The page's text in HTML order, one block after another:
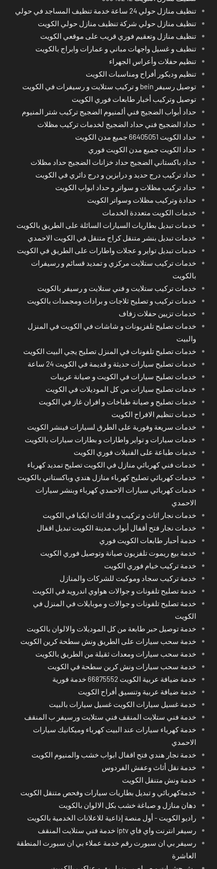
تنظيف منازل حولي 24 ساعة خدمة تنظيف المساجد في حولي
تنظيف منازل حولي شركة تنظيف منازل حولي الكويت
تنظيف منازل وتعقيم فوري قريب على موقعي الكويت
تنظيف و غسيل واجهات مباني و عمارات وابراج بالكويت
تنظيم حفلات وأعراس الجهراء
تنظيم وديكور أفراح ومناسبات الكويت
توصيل رسيفر bein و تركيب ستلايت و رسيفرات في الكويت
توصيل وتركيب أخبار طابعات فوري الكويت
حداد أبواب الضجيج فني ألمنيوم الضجيج تركيب شتر المنيوم
حداد الضجيج فني حداد الضجيج لخدمات تركيب مظلات
حداد الكويت 66405051 جميع مدن الكويت
حداد الكويت جميع مدن الكويت فوري
حداد باكستاني الضجيج حداد خزانات الضجيج حداد مظلات
حداد تركيب درج حديد و درابزين و درج دائري في الكويت
حداد تركيب مظلات و سواتر و حداد ابواب الكويت
حدادة وتركيب مظلات وسواتر الكويت
خدمات الكويت متعددة الخدمات
خدمات تبديل بطاريات السيارات السائلة على الطريق بالكويت
خدمات تبديل بنشر متنقل كراج متنقل في الكويت الاحمدي
خدمات تبديل تواير و عجلات واطارات على الطريق في الكويت
خدمات تركيب ستلايت مركزي و تمديد قسائم و رسيفرات
بالكويت
خدمات تركيب ستلايت و فني ستلايت و رسيفر بالكويت
خدمات تركيب و تصليح ثلاجات و برادات ومجمدات بالكويت
خدمات تزيين حفلات زفاف
خدمات تصليح تلفزيونات و شاشات في الكويت في المنزل
والبيت
خدمات تصليح تلفونات في المنزل تصليح يجي البيت الكويت
خدمات تصليح سيارات حديثة و قديمة في الكويت 24 ساعة
خدمات تصليح سيارات في الكويت و صيانة عربيات
خدمات تصليح سيارات من كل الموديلات في الكويت
خدمات تصليح و صيانة طباخات و افران غاز في الكويت
خدمات تنظيم الافراح الكويت
خدمات سريعة وفورية على الطرق لسيارات فينشر الكويت
خدمات سيارات و تواير واطارات و بطارات سيارات بالكويت
خدمات طباعة على الفنيلات فوري الكويت
خدمات فني كهربائي منازل في الكويت تصليح تمديد كهرباء
خدمات كهربائي تصليح كهرباء منازل هندي وباكستاني بالكويت
خدمات كهربائي سيارات الاحمدي كهرباء وبنشر سيارات
الاحمدي
خدمات نجار اثاث و تركيب و فك اثاث ايكيا في الكويت
خدمات نجار فتح أقفال أبواب مدينة الكويت تبديل اقفال
خدمة أحبار طابعات الكويت فوري
خدمة بيع ريموت تلفزيون صيانة وتوصيل فوري الكويت
خدمة تركيب خيام فوري الكويت
خدمة تركيب سجاد وموكيت للشركات والمنازل
خدمة تصليح تلفونات و جوالات هواوي اندرويد في الكويت
خدمة تصليح تلفونات و جوالات و موبايلات في المنزل في
الكويت
خدمة توصيل حبر طابعة من كل الموديلات والالوان بالكويت
خدمة سحب سيارات على الطريق ونش سطحة كرين الكويت
خدمة سحب سيارات ومعدات ثقيلة من الطريق بالكويت
خدمة سحب سيارات ونش كرين سطحة في الكويت
خدمة ضيافة عربية الكويت 66875552 خدمة فورية
خدمة ضيافة عربية وتنسيق أفراح الكويت
خدمة غسيل سيارات الكويت غسيل سيارات بالبيت
خدمة فني ستلايت المنقف فني ستلايت ورسيفر ب المنقف
خدمة كهرباء سيارات عند البيت كهرباء وميكانيك سيارات
الاحمدي
خدمة نجار هندي فتح اقفال ابواب خشب والمنيوم الكويت
خدمة نقل أثاث وعفش الفردوس
خدمة ونش متنقل الكويت
خدمةكهربائي و تبديل بطاريات سيارات وفحص متنقل الكويت
دهان منازل و صباغة خشب بكل الالوان بالكويت
راديو الكويت - أول منصة إذاعية للاعلانات الخدمية بالكويت
رسيفر انترنت واي فاي iptv خدمة فني ستلايت المنقف
رسيفر بي ان سبورت رقم خدمة عملاء بي ان سبورت المنطقة
العاشرة